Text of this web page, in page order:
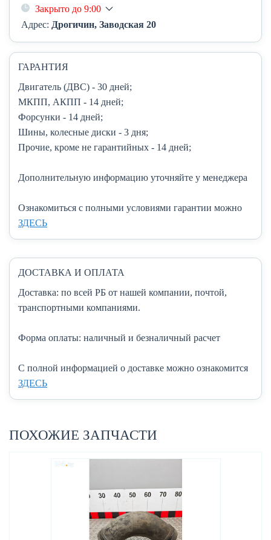
Закрыто до 9:00
Адрес: Дрогичин, Заводская 20
ГАРАНТИЯ
Двигатель (ДВС) - 30 дней;
МКПП, АКПП - 14 дней;
Форсунки - 14 дней;
Шины, колесные диски - 3 дня;
Прочие, кроме не гарантийных - 14 дней;
Дополнительную информацию уточняйте у менеджера
Ознакомиться с полными условиями гарантии можно
ЗДЕСЬ
ДОСТАВКА И ОПЛАТА
Доставка: по всей РБ от нашей компании, почтой,
транспортными компаниями.
Форма оплаты: наличный и безналичный расчет
C полной информацией о доставке можно ознакомится
ЗДЕСЬ
ПОХОЖИЕ ЗАПЧАСТИ